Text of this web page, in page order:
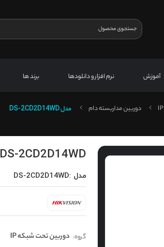
آموزش نرم افزار و دانلودها برند ها
دوربین مداربسته دام مدلDS-2CD2D14WD
DS-2CD2D14WD
مدل :DS-2CD2D14WD
گروه: دوربین تحت شبکه IP